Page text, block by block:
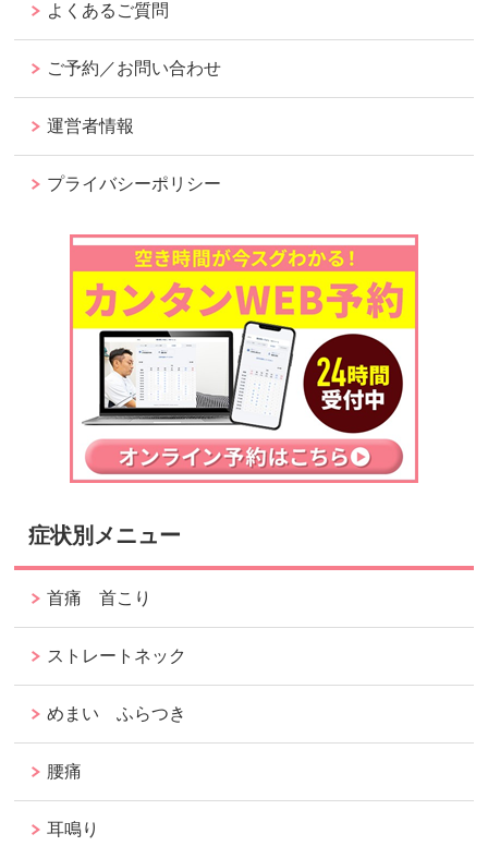
よくあるご質問
ご予約／お問い合わせ
運営者情報
プライバシーポリシー
症状別メニュー
首痛 首こり
ストレートネック
めまい ふらつき
腰痛
耳鳴り